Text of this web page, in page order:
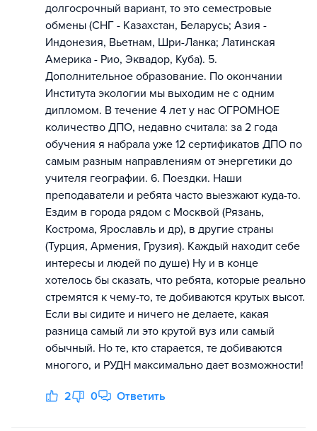
долгосрочный вариант, то это семестровые
обмены (СНГ - Казахстан, Беларусь; Азия -
Индонезия, Вьетнам, Шри-Ланка; Латинская
Америка - Рио, Эквадор, Куба). 5.
Дополнительное образование. По окончании
Института экологии мы выходим не с одним
дипломом. В течение 4 лет у нас ОГРОМНОЕ
количество ДПО, недавно считала: за 2 года
обучения я набрала уже 12 сертификатов ДПО по
самым разным направлениям от энергетики до
учителя географии. 6. Поездки. Наши
преподаватели и ребята часто выезжают куда-то.
Ездим в города рядом с Москвой (Рязань,
Кострома, Ярославль и др), в другие страны
(Турция, Армения, Грузия). Каждый находит себе
интересы и людей по душе) Ну и в конце
хотелось бы сказать, что ребята, которые реально
стремятся к чему-то, те добиваются крутых высот.
Если вы сидите и ничего не делаете, какая
разница самый ли это крутой вуз или самый
обычный. Но те, кто старается, те добиваются
многого, и РУДН максимально дает возможности!
2 0 Ответить